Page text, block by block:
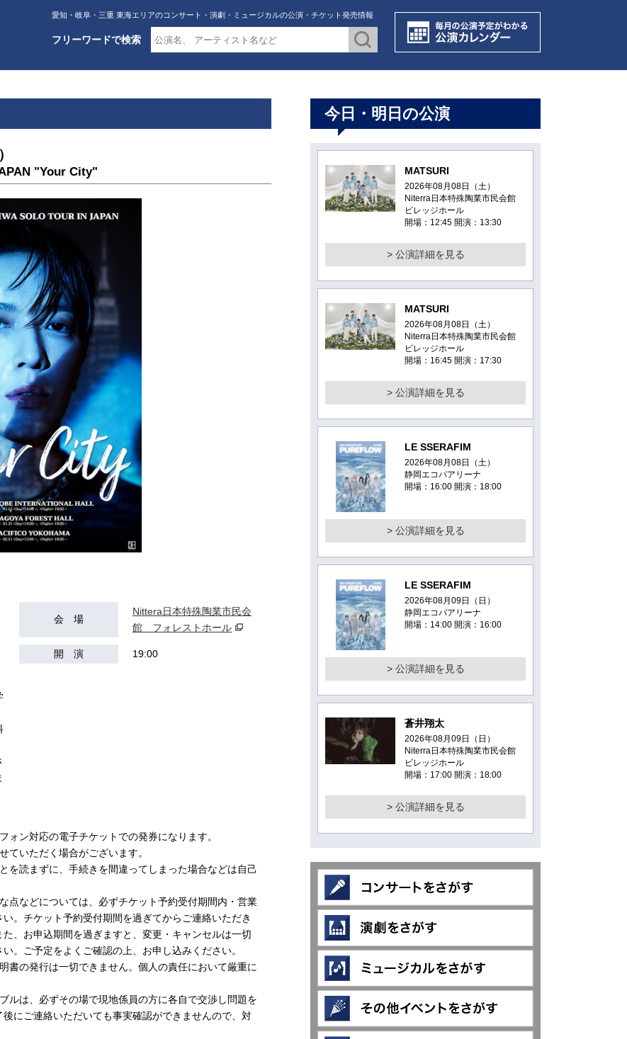
愛知・岐阜・三重 東海エリアのコンサート・演劇・ミュージカルの公演・チケット発売情報
フリーワードで検索
"Your City"
会 場
Nittera日本特殊陶業市民会
館 フォレストホール
開 演 19:00
ォン対応の電子チケットでの発券になります。
ていただく場合がございます。
を読まずに、手続きを間違ってしまった場合などは自己
点などについては、必ずチケット予約受付期間内・営業
。チケット予約受付期間を過ぎてからご連絡いただき
、お申込期間を過ぎますと、変更・キャンセルは一切
。ご予定をよくご確認の上、お申し込みください。
書の発行は一切できません。個人の責任において厳重に
ルは、必ずその場で現地係員の方に各自で交渉し問題を
にご連絡いただいても事実確認ができませんので、対
今日・明日の公演
MATSURI
2026年08月08日（土）
Niterra日本特殊陶業市民会館
ビレッジホール
開場：12:45 開演：13:30
> 公演詳細を見る
MATSURI
2026年08月08日（土）
Niterra日本特殊陶業市民会館
ビレッジホール
開場：16:45 開演：17:30
> 公演詳細を見る
LE SSERAFIM
2026年08月08日（土）
静岡エコパアリーナ
開場：16:00 開演：18:00
> 公演詳細を見る
LE SSERAFIM
2026年08月09日（日）
静岡エコパアリーナ
開場：14:00 開演：16:00
> 公演詳細を見る
蒼井翔太
2026年08月09日（日）
Niterra日本特殊陶業市民会館
ビレッジホール
開場：17:00 開演：18:00
> 公演詳細を見る